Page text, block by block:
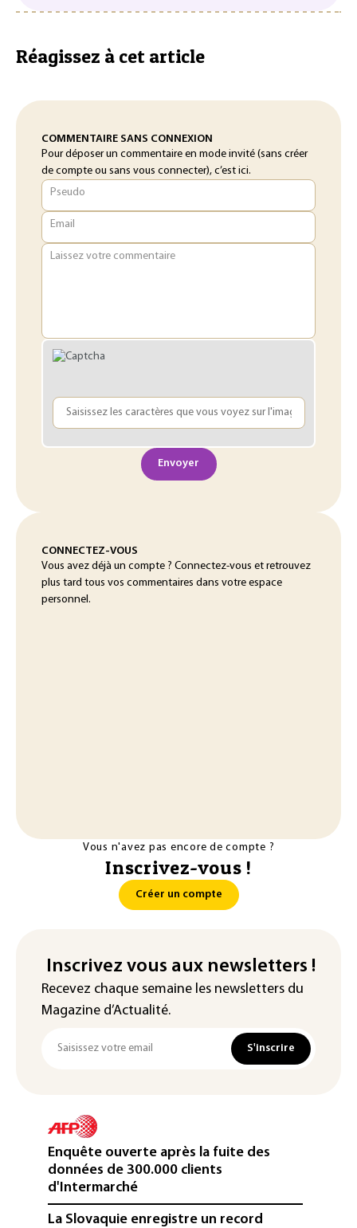
Réagissez à cet article
COMMENTAIRE SANS CONNEXION
Pour déposer un commentaire en mode invité (sans créer
de compte ou sans vous connecter), c’est ici.
Pseudo
Email
Laissez votre commentaire
Envoyer
CONNECTEZ-VOUS
Vous avez déjà un compte ? Connectez-vous et retrouvez
plus tard tous vos commentaires dans votre espace
personnel.
Vous n'avez pas encore de compte ?
Inscrivez-vous !
Créer un compte
Inscrivez vous aux newsletters !
Recevez chaque semaine les newsletters du
Magazine d’Actualité.
S'inscrire
Enquête ouverte après la fuite des
données de 300.000 clients
d'Intermarché
La Slovaquie enregistre un record